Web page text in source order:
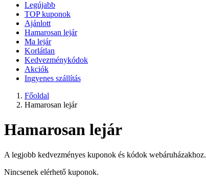
Legújabb
TOP kuponok
Ajánlott
Hamarosan lejár
Ma lejár
Korlátlan
Kedvezménykódok
Akciók
Ingyenes szállítás
Főoldal
Hamarosan lejár
Hamarosan lejár
A legjobb kedvezményes kuponok és kódok
Nincsenek elérhető kuponok.